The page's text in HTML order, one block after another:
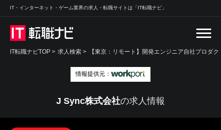
IT・インターネット・ゲーム業界の求人・転職サイトは「IT転職ナビ」
IT転職ナビTOP > 求人検索 > 【東京：リモート】開発エンジニア自社プロダ
情報提供元：
J Sync株式会社の求人情報